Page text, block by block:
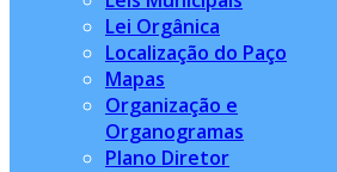
Lei Orgânica
Localização do Paço
Mapas
Organização e
Organogramas
Plano Diretor